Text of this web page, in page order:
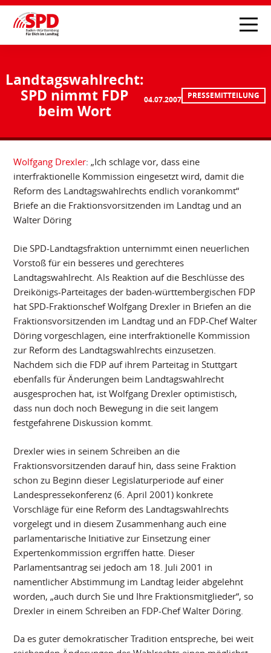
Landtagswahlrecht:
SPD nimmt FDP
beim Wort
04.07.2007 PRESSEMITTEILUNG
Wolfgang Drexler: „Ich schlage vor, dass eine
interfraktionelle Kommission eingesetzt wird, damit die
Reform des Landtagswahlrechts endlich vorankommt“
Briefe an die Fraktionsvorsitzenden im Landtag und an
Walter Döring
Die SPD-Landtagsfraktion unternimmt einen neuerlichen
Vorstoß für ein besseres und gerechteres
Landtagswahlrecht. Als Reaktion auf die Beschlüsse des
Dreikönigs-Parteitages der baden-württembergischen FDP
hat SPD-Fraktionschef Wolfgang Drexler in Briefen an die
Fraktionsvorsitzenden im Landtag und an FDP-Chef Walter
Döring vorgeschlagen, eine interfraktionelle Kommission
zur Reform des Landtagswahlrechts einzusetzen.
Nachdem sich die FDP auf ihrem Parteitag in Stuttgart
ebenfalls für Änderungen beim Landtagswahlrecht
ausgesprochen hat, ist Wolfgang Drexler optimistisch,
dass nun doch noch Bewegung in die seit langem
festgefahrene Diskussion kommt.
Drexler wies in seinem Schreiben an die
Fraktionsvorsitzenden darauf hin, dass seine Fraktion
schon zu Beginn dieser Legislaturperiode auf einer
Landespressekonferenz (6. April 2001) konkrete
Vorschläge für eine Reform des Landtagswahlrechts
vorgelegt und in diesem Zusammenhang auch eine
parlamentarische Initiative zur Einsetzung einer
Expertenkommission ergriffen hatte. Dieser
Parlamentsantrag sei jedoch am 18. Juli 2001 in
namentlicher Abstimmung im Landtag leider abgelehnt
worden, „auch durch Sie und Ihre Fraktionsmitglieder“, so
Drexler in einem Schreiben an FDP-Chef Walter Döring.
Da es guter demokratischer Tradition entspreche, bei weit